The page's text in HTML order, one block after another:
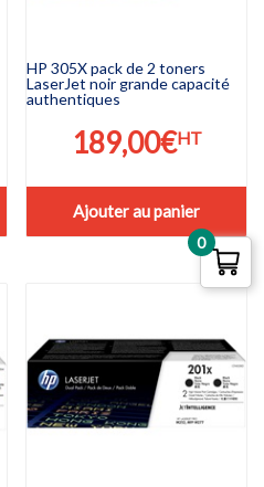
HP 305X pack de 2 toners
LaserJet noir grande capacité
authentiques
189,00€HT
Ajouter au panier
0